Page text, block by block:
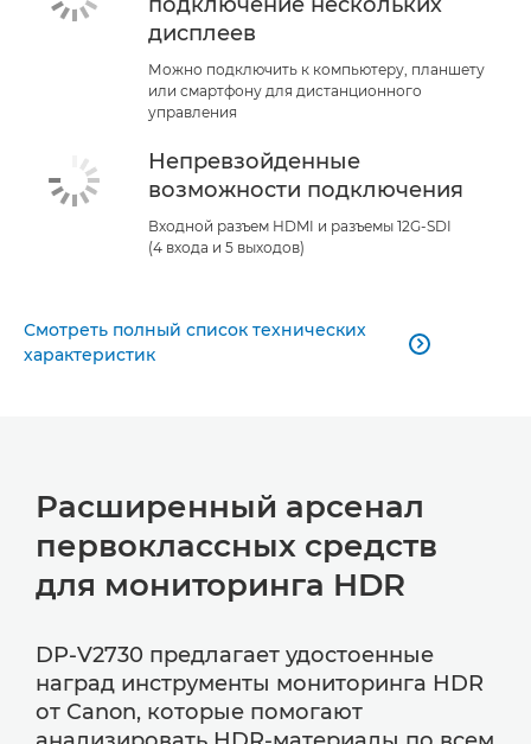
дисплеев
Можно подключить к компьютеру, планшету
или смартфону для дистанционного
управления
Непревзойденные
возможности подключения
Входной разъем HDMI и разъемы 12G-SDI
(4 входа и 5 выходов)
Смотреть полный список технических
характеристик

Расширенный арсенал
первоклассных средств
для мониторинга HDR
DP-V2730 предлагает удостоенные
наград инструменты мониторинга HDR
от Canon, которые помогают